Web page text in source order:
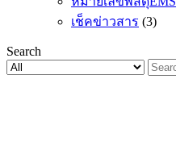
เช็คข่าวสาร (3)
Search